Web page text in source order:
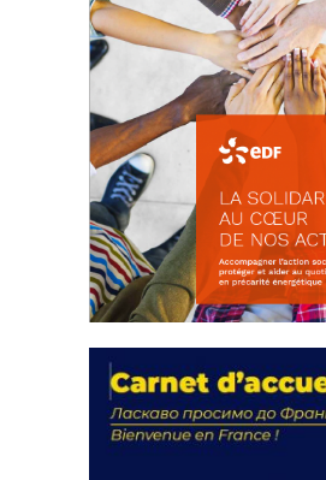
actions
18 septembre 2023
FEUILLETER